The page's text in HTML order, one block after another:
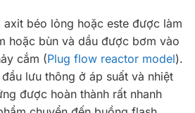
axit béo lỏng hoặc este được làm
hoặc bùn và dầu được bơm vào
cắm (Plug flow reactor model).
lưu thông ở áp suất và nhiệt
được hoàn thành rất nhanh